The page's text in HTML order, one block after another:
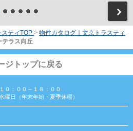
スティTOP > 物件カタログ｜文京トラスティ
テラス向丘
ジトップに戻る
０：００～１８：００
曜日（年末年始・夏季休暇）